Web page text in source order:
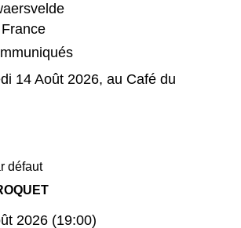
14 Août 2026, au Café du
2026 (19:00)